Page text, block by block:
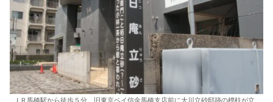
ＪＲ馬橋駅から徒歩５分。旧東京ベイ信金馬橋支店前に大川立砂邸跡の標柱が立